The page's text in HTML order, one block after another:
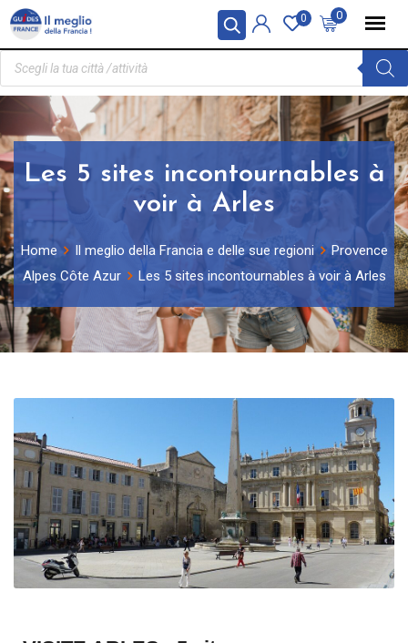
Pannello di gestione dei cookies 0
0
Les 5 sites incontournables à
voir à Arles
Home Il meglio della Francia e delle sue regioni
Provence
Alpes Côte Azur
Les 5 sites incontournables à voir à Arles